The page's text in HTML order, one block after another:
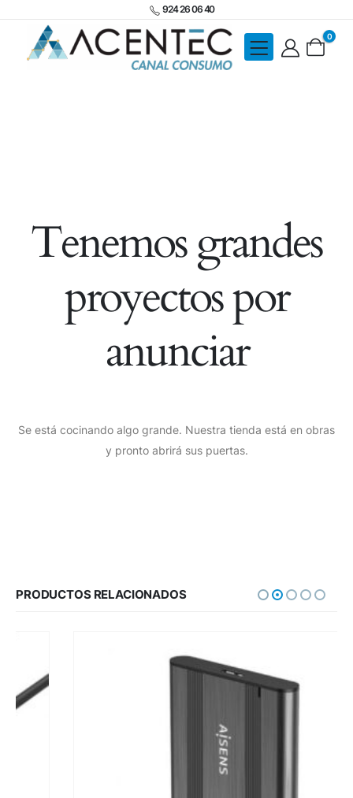
924 26 06 40
0
Tenemos grandes
proyectos por
anunciar
Se está cocinando algo grande. Nuestra tienda está en obras
y pronto abrirá sus puertas.
PRODUCTOS RELACIONADOS